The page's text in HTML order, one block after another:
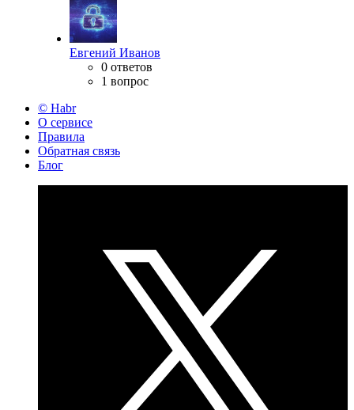
Евгений Иванов
0 ответов
1 вопрос
© Habr
О сервисе
Правила
Обратная связь
Блог